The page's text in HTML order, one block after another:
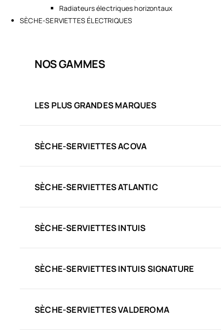
Radiateurs électriques horizontaux
SÈCHE-SERVIETTES ÉLECTRIQUES
NOS GAMMES
LES PLUS GRANDES MARQUES
SÈCHE-SERVIETTES ACOVA
SÈCHE-SERVIETTES ATLANTIC
SÈCHE-SERVIETTES INTUIS
SÈCHE-SERVIETTES INTUIS SIGNATURE
SÈCHE-SERVIETTES VALDEROMA